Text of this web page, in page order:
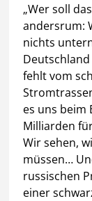
„Wer soll
andersrum:
nichts
fehlt vom
es uns beim
Milliarden
Wir sehen,
müssen…
russischen
einer